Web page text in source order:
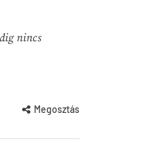
nincs
Megosztás